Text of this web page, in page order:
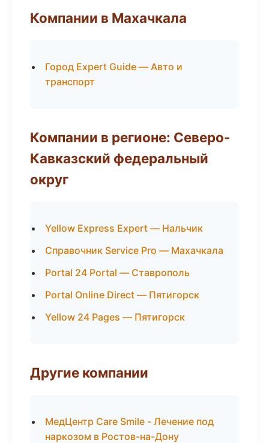
Компании в Махачкала
Город Expert Guide — Авто и
транспорт
Компании в регионе: Северо-
Кавказский федеральный
округ
Yellow Express Expert — Нальчик
Справочник Service Pro — Махачкала
Portal 24 Portal — Ставрополь
Portal Online Direct — Пятигорск
Yellow 24 Pages — Пятигорск
Другие компании
МедЦентр Care Smile - Лечение под
наркозом в Ростов-на-Дону